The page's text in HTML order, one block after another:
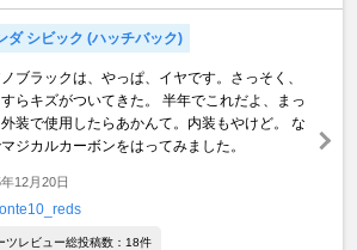
ダ シビック (ハッチバック)
ブラックは、やっぱ、イヤです。さっそく、
すらキズがついてきた。 半年でこれだよ、まっ
装で使用したらあかんて。内装もやけど。 な
ジカルカーボンをはってみました。
12月20日
ツレビュー総投稿数：18件